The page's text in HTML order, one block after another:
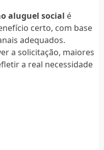
aluguel social é
certo, com base
adequados.
a solicitação, maiores
a real necessidade